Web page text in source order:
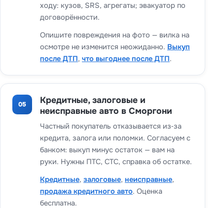
ходу: кузов, SRS, агрегаты; эвакуатор по
договорённости.
Опишите повреждения на фото — вилка на
осмотре не изменится неожиданно. Выкуп
после ДТП, что выгоднее после ДТП.
05
Кредитные, залоговые и
неисправные авто в Сморгони
Частный покупатель отказывается из‑за
кредита, залога или поломки. Согласуем с
банком: выкуп минус остаток — вам на
руки. Нужны ПТС, СТС, справка об остатке.
Кредитные, залоговые, неисправные,
продажа кредитного авто. Оценка
бесплатна.